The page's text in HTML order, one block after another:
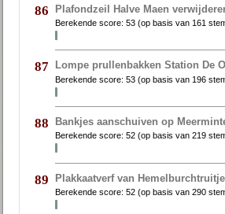
86 Plafondzeil Halve Maen
Berekende score:53 (op basis van 161
87 Lompe prullenbakken Station De
Berekende score:53 (op basis van 196
88 Bankjes aanschuiven op
Berekende score:52 (op basis van219
89 Plakkaatverf van
Berekende score:52 (op basis van290